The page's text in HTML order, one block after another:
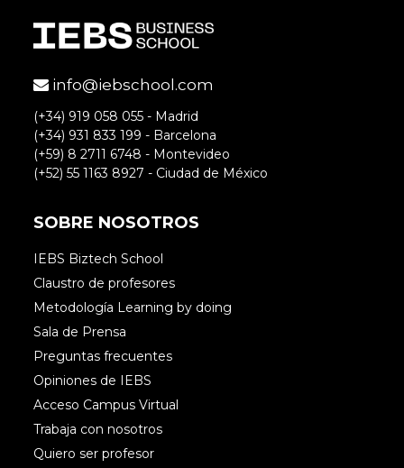
info@iebschool.com
(+34) 919 058 055 - Madrid
(+34) 931 833 199 - Barcelona
(+59) 8 2711 6748 - Montevideo
(+52) 55 1163 8927 - Ciudad de México
SOBRE NOSOTROS
IEBS Biztech School
Claustro de profesores
Metodología Learning by doing
Sala de Prensa
Preguntas frecuentes
Opiniones de IEBS
Acceso Campus Virtual
Trabaja con nosotros
Quiero ser profesor